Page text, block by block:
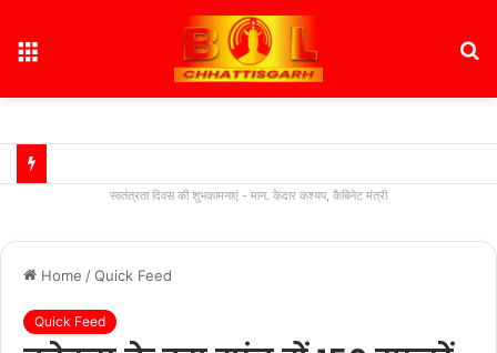
स्वतंत्रता दिवस की शुभकामनाएं - मान. केदार कश्यप, कैबिनेट मंत्री
Home /Quick Feed
Quick Feed